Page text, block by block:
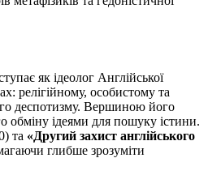
як ідеолог Англійської
релігійному, особистому та
деспотизму. Вершиною його
обміну ідеями для пошуку істини.
та «Другий захист англійського
глибше зрозуміти